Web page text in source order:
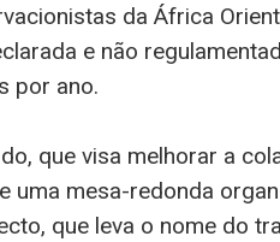
da África
e não
por ano.
que visa melhorar a
uma mesa-redonda
que leva o nome do